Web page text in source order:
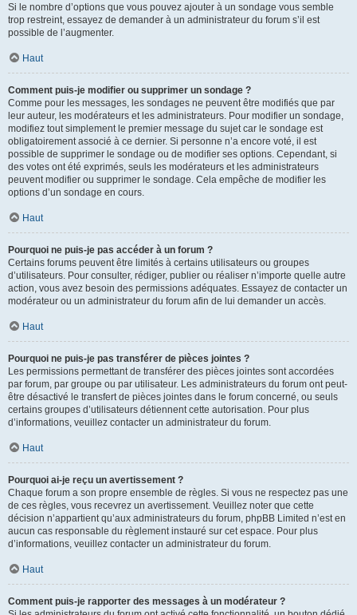
Si le nombre d’options que vous pouvez ajouter à un sondage vous semble
trop restreint, essayez de demander à un administrateur du forum s’il est
possible de l’augmenter.
Haut
Comment puis-je modifier ou supprimer un sondage ?
Comme pour les messages, les sondages ne peuvent être modifiés que par
leur auteur, les modérateurs et les administrateurs. Pour modifier un sondage,
modifiez tout simplement le premier message du sujet car le sondage est
obligatoirement associé à ce dernier. Si personne n’a encore voté, il est
possible de supprimer le sondage ou de modifier ses options. Cependant, si
des votes ont été exprimés, seuls les modérateurs et les administrateurs
peuvent modifier ou supprimer le sondage. Cela empêche de modifier les
options d’un sondage en cours.
Haut
Pourquoi ne puis-je pas accéder à un forum ?
Certains forums peuvent être limités à certains utilisateurs ou groupes
d’utilisateurs. Pour consulter, rédiger, publier ou réaliser n’importe quelle autre
action, vous avez besoin des permissions adéquates. Essayez de contacter un
modérateur ou un administrateur du forum afin de lui demander un accès.
Haut
Pourquoi ne puis-je pas transférer de pièces jointes ?
Les permissions permettant de transférer des pièces jointes sont accordées
par forum, par groupe ou par utilisateur. Les administrateurs du forum ont peut-
être désactivé le transfert de pièces jointes dans le forum concerné, ou seuls
certains groupes d’utilisateurs détiennent cette autorisation. Pour plus
d’informations, veuillez contacter un administrateur du forum.
Haut
Pourquoi ai-je reçu un avertissement ?
Chaque forum a son propre ensemble de règles. Si vous ne respectez pas une
de ces règles, vous recevrez un avertissement. Veuillez noter que cette
décision n’appartient qu’aux administrateurs du forum, phpBB Limited n’est en
aucun cas responsable du règlement instauré sur cet espace. Pour plus
d’informations, veuillez contacter un administrateur du forum.
Haut
Comment puis-je rapporter des messages à un modérateur ?